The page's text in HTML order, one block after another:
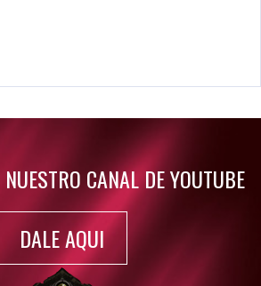
detalles de Resident Evil 9
CANAL DE YOUTUBE
DALE AQUI